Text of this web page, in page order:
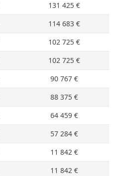
131 425 €
114 683 €
102 725 €
102 725 €
90 767 €
88 375 €
64 459 €
57 284 €
11 842 €
11 842 €